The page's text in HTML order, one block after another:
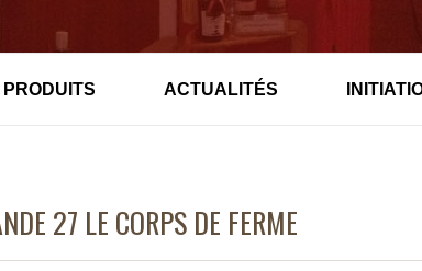
PRODUITS ACTUALITÉS
27 LE CORPS DE FERME